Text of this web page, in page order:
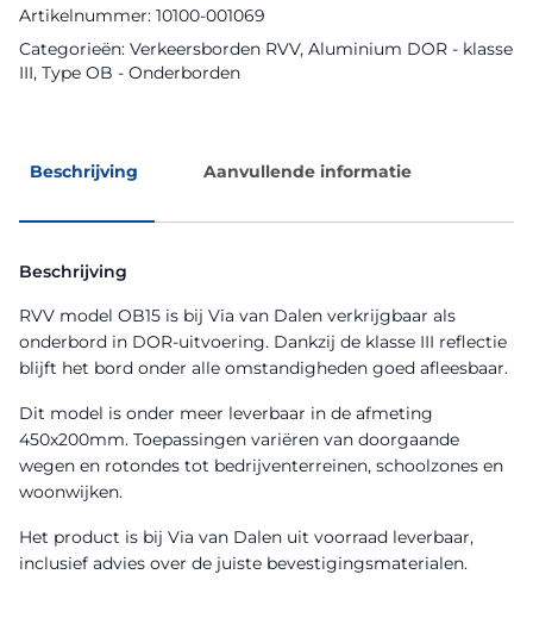
Artikelnummer: 10100-001069
Categorieën: Verkeersborden RVV, Aluminium DOR - klasse
III, Type OB - Onderborden
Beschrijving Aanvullende informatie
Beschrijving
RVV model OB15 is bij Via van Dalen verkrijgbaar als
onderbord in DOR-uitvoering. Dankzij de klasse III reflectie
blijft het bord onder alle omstandigheden goed afleesbaar.
Dit model is onder meer leverbaar in de afmeting
450x200mm. Toepassingen variëren van doorgaande
wegen en rotondes tot bedrijventerreinen, schoolzones en
woonwijken.
Het product is bij Via van Dalen uit voorraad leverbaar,
inclusief advies over de juiste bevestigingsmaterialen.